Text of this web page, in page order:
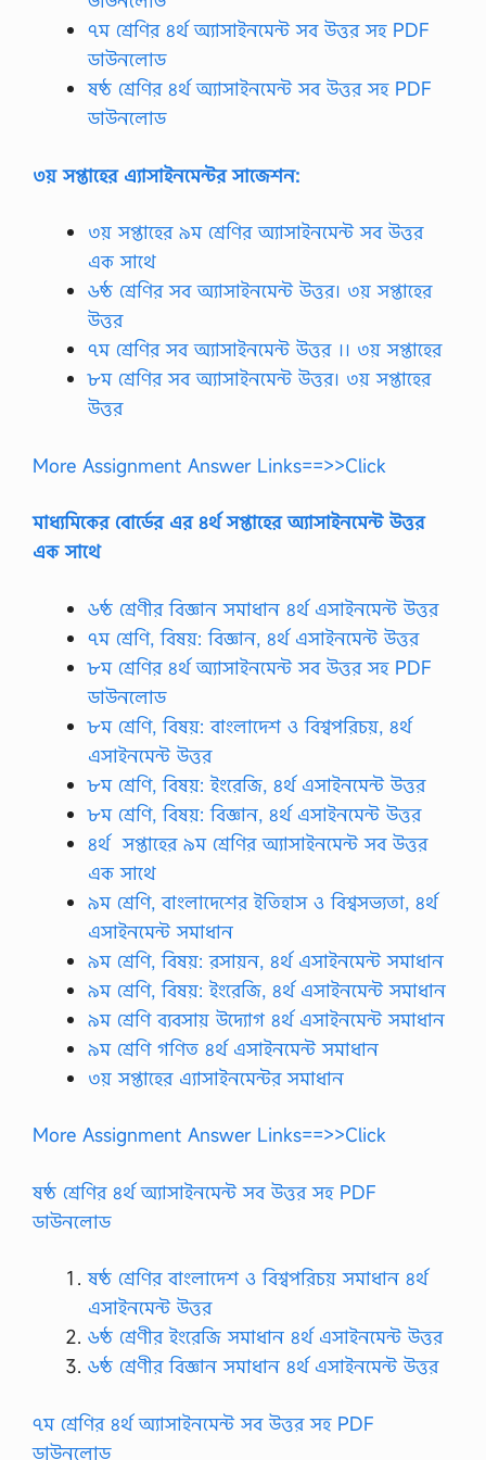
বি
ধা
ত
…
৭ম শ্রেণির ৪র্থ অ্যাসাইনমেন্ট সব উত্তর সহ PDF
ডাউনলোড
ষষ্ঠ শ্রেণির ৪র্থ অ্যাসাইনমেন্ট সব উত্তর সহ PDF
ডাউনলোড
৩য় সপ্তাহের এ্যাসাইনমেন্টর সাজেশন:
৩য় সপ্তাহের ৯ম শ্রেণির অ্যাসাইনমেন্ট সব উত্তর
এক সাথে
৬ষ্ঠ শ্রেণির সব অ্যাসাইনমেন্ট উত্তর। ৩য় সপ্তাহের
উত্তর
৭ম শ্রেণির সব অ্যাসাইনমেন্ট উত্তর ।। ৩য় সপ্তাহের
৮ম শ্রেণির সব অ্যাসাইনমেন্ট উত্তর। ৩য় সপ্তাহের
উত্তর
More Assignment Answer Links==>>Click
মাধ্যমিকের বোর্ডের এর ৪র্থ সপ্তাহের অ্যাসাইনমেন্ট উত্তর
এক সাথে
৬ষ্ঠ শ্রেণীর বিজ্ঞান সমাধান ৪র্থ এসাইনমেন্ট উত্তর
৭ম শ্রেণি, বিষয়: বিজ্ঞান, ৪র্থ এসাইনমেন্ট উত্তর
৮ম শ্রেণির ৪র্থ অ্যাসাইনমেন্ট সব উত্তর সহ PDF
ডাউনলোড
৮ম শ্রেণি, বিষয়: বাংলাদেশ ও বিশ্বপরিচয়, ৪র্থ
এসাইনমেন্ট উত্তর
৮ম শ্রেণি, বিষয়: ইংরেজি, ৪র্থ এসাইনমেন্ট উত্তর
৮ম শ্রেণি, বিষয়: বিজ্ঞান, ৪র্থ এসাইনমেন্ট উত্তর
৪র্থ সপ্তাহের ৯ম শ্রেণির অ্যাসাইনমেন্ট সব উত্তর
এক সাথে
৯ম শ্রেণি, বাংলাদেশের ইতিহাস ও বিশ্বসভ্যতা, ৪র্থ
এসাইনমেন্ট সমাধান
৯ম শ্রেণি, বিষয়: রসায়ন, ৪র্থ এসাইনমেন্ট সমাধান
৯ম শ্রেণি, বিষয়: ইংরেজি, ৪র্থ এসাইনমেন্ট সমাধান
৯ম শ্রেণি ব্যবসায় উদ্যোগ ৪র্থ এসাইনমেন্ট সমাধান
৯ম শ্রেণি গণিত ৪র্থ এসাইনমেন্ট সমাধান
৩য় সপ্তাহের এ্যাসাইনমেন্টর সমাধান
More Assignment Answer Links==>>Click
ষষ্ঠ শ্রেণির ৪র্থ অ্যাসাইনমেন্ট সব উত্তর সহ PDF
ডাউনলোড
ষষ্ঠ শ্রেণির বাংলাদেশ ও বিশ্বপরিচয় সমাধান ৪র্থ
এসাইনমেন্ট উত্তর
৬ষ্ঠ শ্রেণীর ইংরেজি সমাধান ৪র্থ এসাইনমেন্ট উত্তর
৬ষ্ঠ শ্রেণীর বিজ্ঞান সমাধান ৪র্থ এসাইনমেন্ট উত্তর
৭ম শ্রেণির ৪র্থ অ্যাসাইনমেন্ট সব উত্তর সহ PDF
ডাউনলোড